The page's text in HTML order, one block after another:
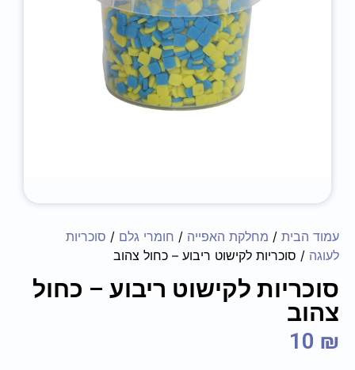
עמוד הבית / מחלקת האפייה / חומרי גלם / סוכריות
לעוגה / סוכריות לקישוט ריבוע – כחול צהוב
סוכריות לקישוט ריבוע – כחול
צהוב
10 ₪